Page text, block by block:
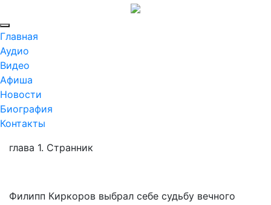
Главная
Аудио
Видео
Афиша
Новости
Биография
Контакты
глава 1. Странник
Филипп Киркоров выбрал себе судьбу вечного